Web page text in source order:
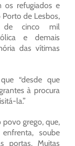
os refugiados e
Porto de Lesbos,
de cinco mil
e demais
das vítimas
“desde que
à procura
la.”
povo grego, que,
soube
portas. Muitas